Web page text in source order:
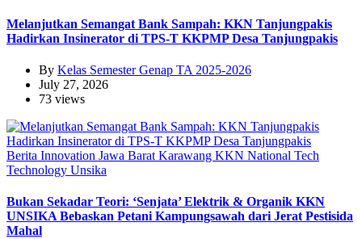
Melanjutkan Semangat Bank Sampah: KKN Tanjungpakis
Hadirkan Insinerator di TPS-T KKPMP Desa Tanjungpakis
By Kelas Semester Genap TA 2025-2026
July 27, 2026
73 views
Berita Innovation Jawa Barat Karawang KKN National Tech
Technology Unsika
Bukan Sekadar Teori: ‘Senjata’ Elektrik & Organik KKN
UNSIKA Bebaskan Petani Kampungsawah dari Jerat Pestisida
Mahal